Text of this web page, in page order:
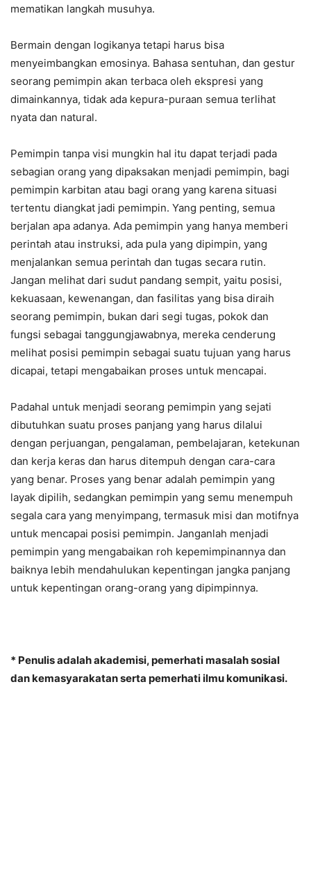
mematikan langkah musuhya.
Bermain dengan logikanya tetapi harus bisa
menyeimbangkan emosinya. Bahasa sentuhan, dan gestur
seorang pemimpin akan terbaca oleh ekspresi yang
dimainkannya, tidak ada kepura-puraan semua terlihat
nyata dan natural.
Pemimpin tanpa visi mungkin hal itu dapat terjadi pada
sebagian orang yang dipaksakan menjadi pemimpin, bagi
pemimpin karbitan atau bagi orang yang karena situasi
tertentu diangkat jadi pemimpin. Yang penting, semua
berjalan apa adanya. Ada pemimpin yang hanya memberi
perintah atau instruksi, ada pula yang dipimpin, yang
menjalankan semua perintah dan tugas secara rutin.
Jangan melihat dari sudut pandang sempit, yaitu posisi,
kekuasaan, kewenangan, dan fasilitas yang bisa diraih
seorang pemimpin, bukan dari segi tugas, pokok dan
fungsi sebagai tanggungjawabnya, mereka cenderung
melihat posisi pemimpin sebagai suatu tujuan yang harus
dicapai, tetapi mengabaikan proses untuk mencapai.
Padahal untuk menjadi seorang pemimpin yang sejati
dibutuhkan suatu proses panjang yang harus dilalui
dengan perjuangan, pengalaman, pembelajaran, ketekunan
dan kerja keras dan harus ditempuh dengan cara-cara
yang benar. Proses yang benar adalah pemimpin yang
layak dipilih, sedangkan pemimpin yang semu menempuh
segala cara yang menyimpang, termasuk misi dan motifnya
untuk mencapai posisi pemimpin. Janganlah menjadi
pemimpin yang mengabaikan roh kepemimpinannya dan
baiknya lebih mendahulukan kepentingan jangka panjang
untuk kepentingan orang-orang yang dipimpinnya.
* Penulis adalah akademisi, pemerhati masalah sosial
dan kemasyarakatan serta pemerhati ilmu komunikasi.